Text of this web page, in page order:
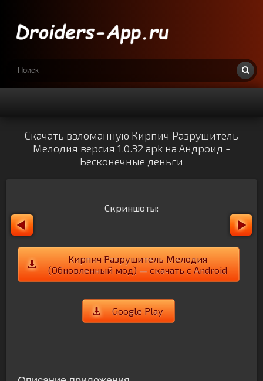
Скачать взломанную Кирпич Разрушитель
Мелодия версия 1.0.32 apk на Андроид -
Бесконечные деньги
Скриншоты:
Кирпич Разрушитель Мелодия
(Обновленный мод) — скачать с Android
Google Play